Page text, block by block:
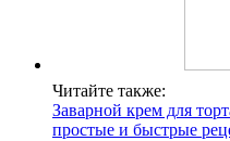
Читайте также:
Заварной крем для
простые и быстрые